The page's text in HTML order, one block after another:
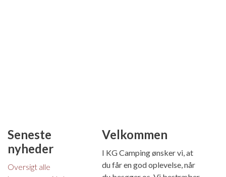
Seneste
nyheder
Oversigt alle
Velkommen
I KG Camping ønsker vi, at
du får en god oplevelse, når